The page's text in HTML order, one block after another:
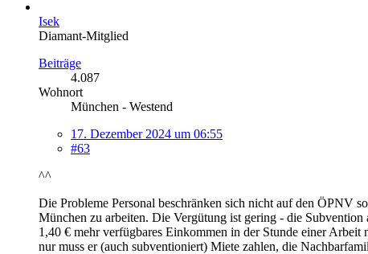
Isek
Diamant-Mitglied
Beiträge
4.087
Wohnort
München - Westend
17. Dezember 2024 um 06:55
#63
^^
Die Probleme Personal beschränken sich nicht auf den ÖPNV
München zu arbeiten. Die Vergütung ist gering - die
1,40 € mehr verfügbares Einkommen in der Stunde einer
nur muss er (auch subventioniert) Miete zahlen, die